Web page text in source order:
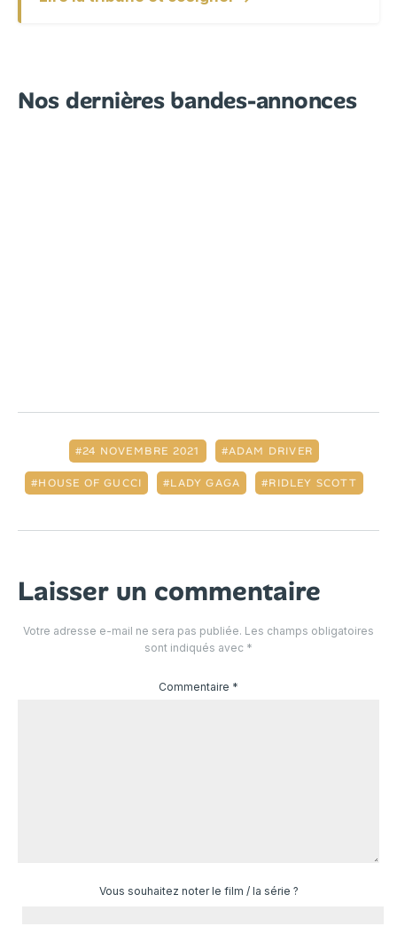
Nos dernières bandes-annonces
24 NOVEMBRE 2021 ADAM DRIVER
HOUSE OF GUCCI LADY GAGA RIDLEY SCOTT
Laisser un commentaire
Votre adresse e-mail ne sera pas publiée. Les champs obligatoires
sont indiqués avec *
Commentaire *
Vous souhaitez noter le film / la série ?